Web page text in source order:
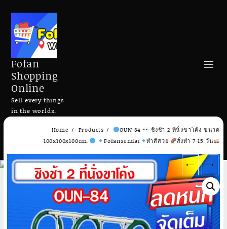
Skip
Fofan
Shopping
Online
Sell every things
in the worlds.
Search
Home Products OUN-84
ชิงช้า 2 ที่นั่งขาโค้ง ขนาด
100x100x100cm.
Fofansendai ทำสีสวย สั่งทำ 7-15 วัน
← →
Add to cart Add to cart